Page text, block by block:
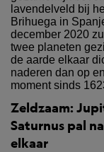
Zeldzaam:
Saturnus pal
elkaar